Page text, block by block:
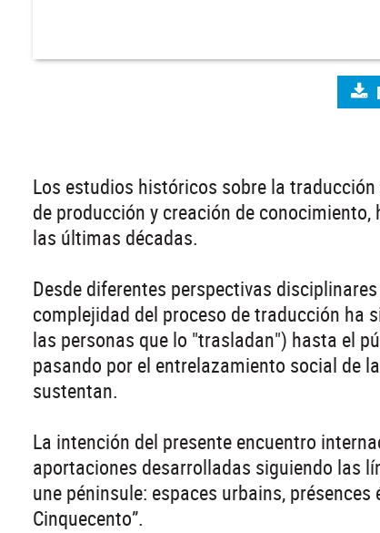
Los estudios históricos sobre la
de producción y creación de
las últimas décadas.
Desde diferentes perspectivas
complejidad del proceso de traducción ha
las personas que lo "trasladan") hasta el
pasando por el entrelazamiento social de
sustentan.
La intención del presente encuentro
aportaciones desarrolladas siguiendo las
une péninsule: espaces urbains,
Cinquecento”.